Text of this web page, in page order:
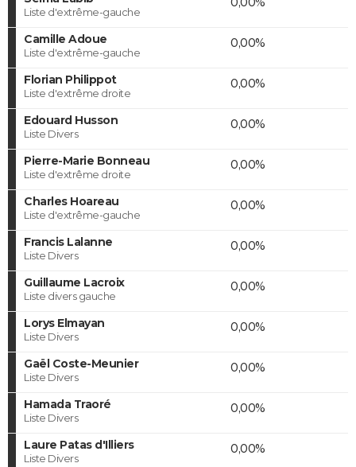
Liste d'extrême-gauche
Camille Adoue
Liste d'extrême-gauche
0,00%
Florian Philippot
Liste d'extrême droite
0,00%
Edouard Husson
Liste Divers
0,00%
Pierre-Marie Bonneau
Liste d'extrême droite
0,00%
Charles Hoareau
Liste d'extrême-gauche
0,00%
Francis Lalanne
Liste Divers
0,00%
Guillaume Lacroix
Liste divers gauche
0,00%
Lorys Elmayan
Liste Divers
0,00%
Gaël Coste-Meunier
Liste Divers
0,00%
Hamada Traoré
Liste Divers
0,00%
Laure Patas d'Illiers
Liste Divers
0,00%